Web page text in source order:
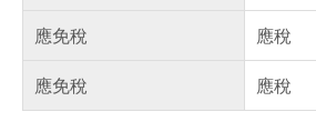
應免稅
應稅
應免稅
應稅